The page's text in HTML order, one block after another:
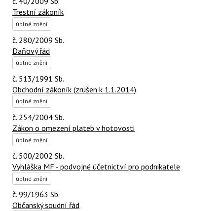
Trestní zákoník
úplné znění
č. 280/2009 Sb.
Daňový řád
úplné znění
č. 513/1991 Sb.
Obchodní zákoník (zrušen k 1.1.2014)
úplné znění
č. 254/2004 Sb.
Zákon o omezení plateb v hotovosti
úplné znění
č. 500/2002 Sb.
Vyhláška MF - podvojné účetnictví pro podnikatele
úplné znění
č. 99/1963 Sb.
Občanský soudní řád